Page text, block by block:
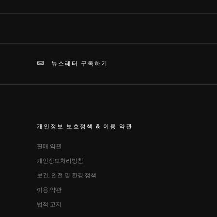
뉴스레터 구독하기
개인정보 보호정책 & 이용 약관
판매 약관​
개인정보처리방침
보건, 안전 및 환경 정책​
이용 약관
법적 고지